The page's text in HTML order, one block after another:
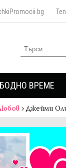
ВРЕМЕ
›Джейми